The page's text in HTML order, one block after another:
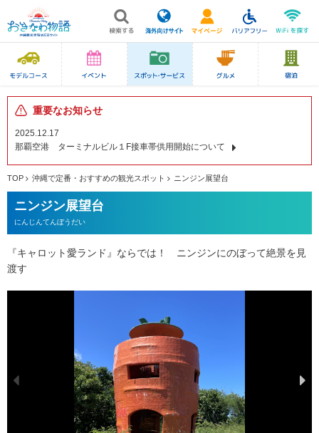
重要なお知らせ
2025.12.17
那覇空港 ターミナルビル１F接車帯供用開始について
TOP 沖縄で定番・おすすめの観光スポット ニンジン展望台
ニンジン展望台
にんじんてんぼうだい
『キャロット愛ランド』ならでは！ ニンジンにのぼって絶景を見
渡す